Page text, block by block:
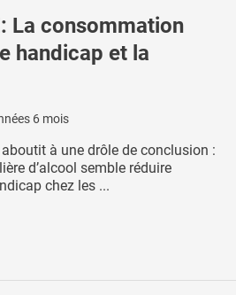
La consommation
handicap et la
6 mois
à une drôle de conclusion :
d’alcool semble réduire
chez les ...